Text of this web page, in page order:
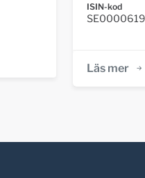
ISIN-kod
Läs mer